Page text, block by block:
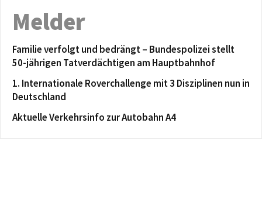
Melder
Familie verfolgt und bedrängt – Bundespolizei stellt
50-jährigen Tatverdächtigen am Hauptbahnhof
1. Internationale Roverchallenge mit 3 Disziplinen nun in
Deutschland
Aktuelle Verkehrsinfo zur Autobahn A4